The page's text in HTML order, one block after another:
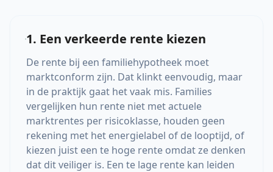
1. Een verkeerde rente kiezen
De rente bij een familiehypotheek moet
marktconform zijn. Dat klinkt eenvoudig, maar
in de praktijk gaat het vaak mis. Families
vergelijken hun rente niet met actuele
marktrentes per risicoklasse, houden geen
rekening met het energielabel of de looptijd, of
kiezen juist een te hoge rente omdat ze denken
dat dit veiliger is. Een te lage rente kan leiden